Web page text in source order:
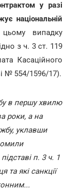
у разі
національній
випадку
з ч. 3 ст. 119
Касаційного
№ 554/1596/17).
в першу хвилю
роки, а на
уклавши
п. 3 ч. 1
та які санкції